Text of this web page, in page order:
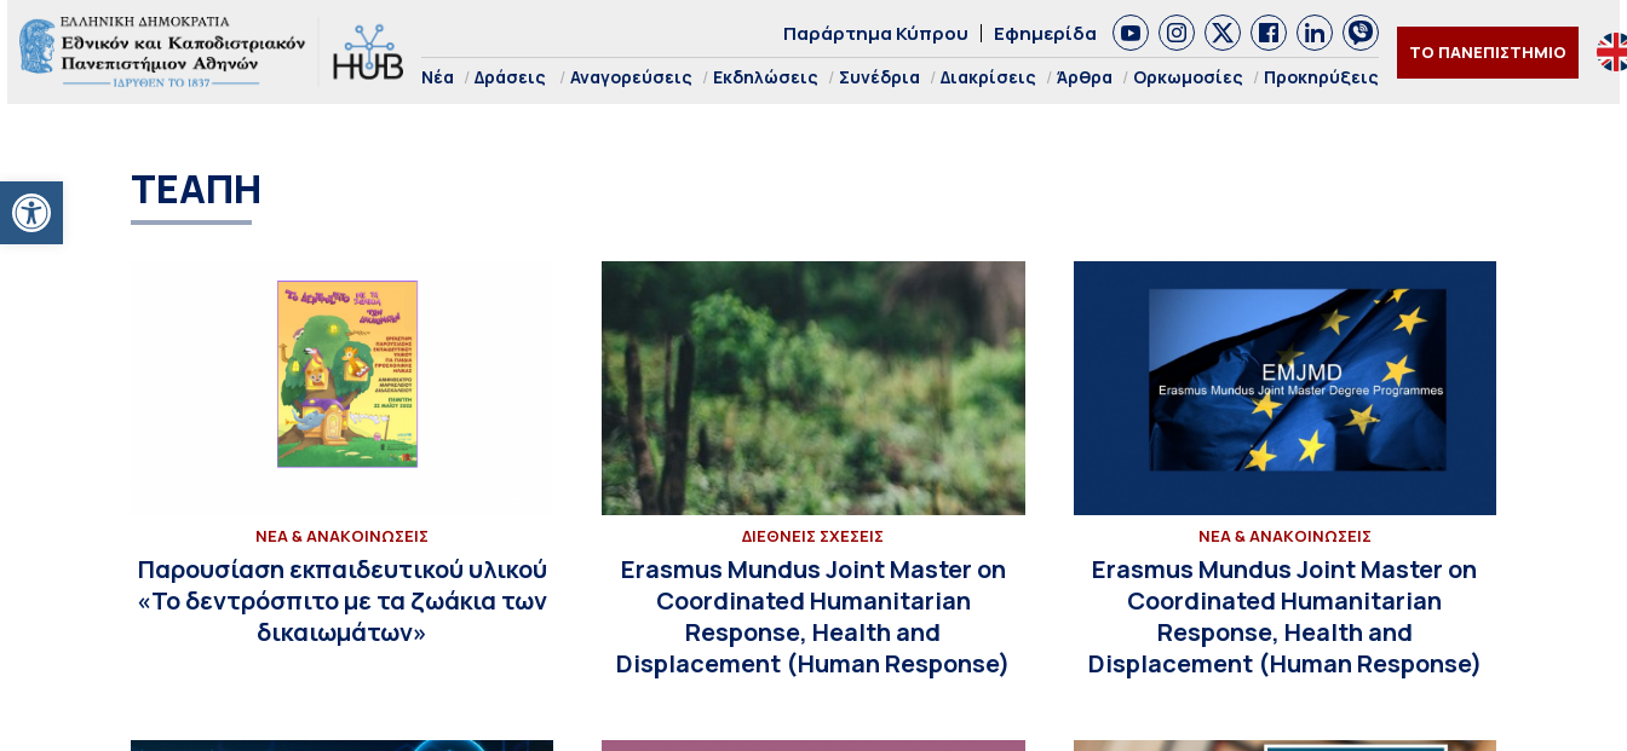
Ανοίξτε τη γραμμή εργαλείων
Παράρτημα Κύπρου Εφημερίδα
Νέα Δράσεις Αναγορεύσεις Εκδηλώσεις Συνέδρια Διακρίσεις Άρθρα Ορκωμοσίες Προκηρύξεις
ΤΟ ΠΑΝΕΠΙΣΤΗΜΙΟ
ΤΕΑΠΗ
ΝΕΑ & ΑΝΑΚΟΙΝΩΣΕΙΣ
Παρουσίαση εκπαιδευτικού υλικού
«Το δεντρόσπιτο με τα ζωάκια των
δικαιωμάτων»
ΔΙΕΘΝΕΙΣ ΣΧΕΣΕΙΣ
Erasmus Mundus Joint Master on
Coordinated Humanitarian
Response, Health and
Displacement (Human Response)
ΝΕΑ & ΑΝΑΚΟΙΝΩΣΕΙΣ
Erasmus Mundus Joint Master on
Coordinated Humanitarian
Response, Health and
Displacement (Human Response)